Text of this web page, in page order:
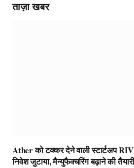
ताज़ा खबर
Ather को टक्कर देने वाली स्टार्टअप
निवेश जुटाया, मैन्युफैक्चरिंग बढ़ाने की तैयारी